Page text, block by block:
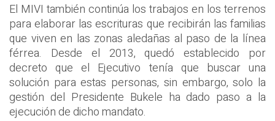
El MIVI también continúa los trabajos en los terrenos
para elaborar las escrituras que recibirán las familias
que viven en las zonas aledañas al paso de la línea
férrea. Desde el 2013, quedó establecido por
decreto que el Ejecutivo tenía que buscar una
solución para estas personas, sin embargo, solo la
gestión del Presidente Bukele ha dado paso a la
ejecución de dicho mandato.